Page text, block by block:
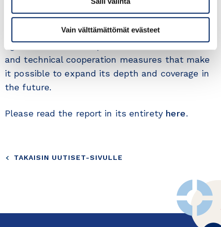
Vain välttämättömät evästeet
RCEP’s shortcomings it presents valuable
opportunities to deepen regional economic
integration. Critically important are the
agreement’s built-in provisions and economic
and technical cooperation measures that make
it possible to expand its depth and coverage in
the future.
Please read the report in its entirety here.
TAKAISIN UUTISET-SIVULLE